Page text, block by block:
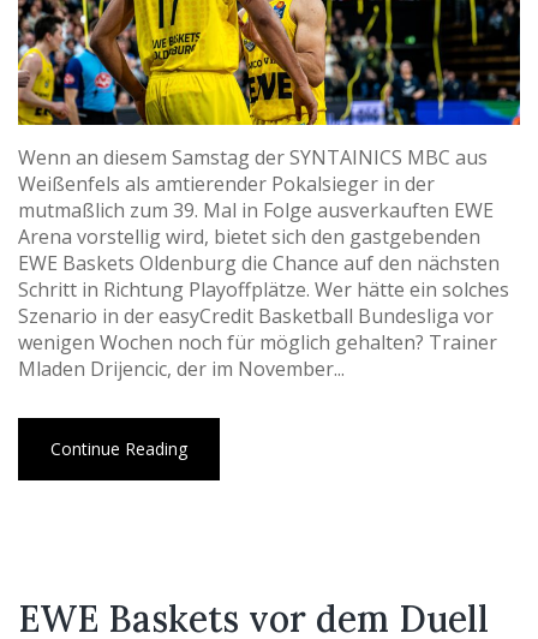
Wenn an diesem Samstag der SYNTAINICS MBC aus
Weißenfels als amtierender Pokalsieger in der
mutmaßlich zum 39. Mal in Folge ausverkauften EWE
Arena vorstellig wird, bietet sich den gastgebenden
EWE Baskets Oldenburg die Chance auf den nächsten
Schritt in Richtung Playoffplätze. Wer hätte ein solches
Szenario in der easyCredit Basketball Bundesliga vor
wenigen Wochen noch für möglich gehalten? Trainer
Mladen Drijencic, der im November...
Continue Reading
EWE Baskets vor dem Duell